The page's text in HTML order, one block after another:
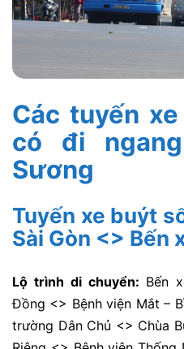
Các tuyến
có đi
Sương
Tuyến xe buýt
Sài Gòn <> Bến
Lộ trình di chuyển: Bến
Đồng <> Bệnh viện Mắt –
trường Dân Chủ <> Chùa